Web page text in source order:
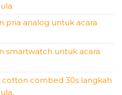
pria analog untuk acara
smartwatch untuk acara
cotton combed 30s langkah